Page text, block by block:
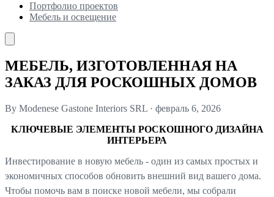
Портфолио проектов
Мебель и освещение
МЕБЕЛЬ, ИЗГОТОВЛЕННАЯ НА
ЗАКАЗ ДЛЯ РОСКОШНЫХ ДОМОВ
By Modenese Gastone Interiors SRL · февраль 6, 2026
КЛЮЧЕВЫЕ ЭЛЕМЕНТЫ РОСКОШНОГО ДИЗАЙНА
ИНТЕРЬЕРА
Инвестирование в новую мебель - один из самых простых и
экономичных способов обновить внешний вид вашего дома.
Чтобы помочь вам в поиске новой мебели, мы собрали